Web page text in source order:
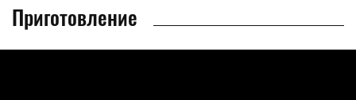
Приготовление